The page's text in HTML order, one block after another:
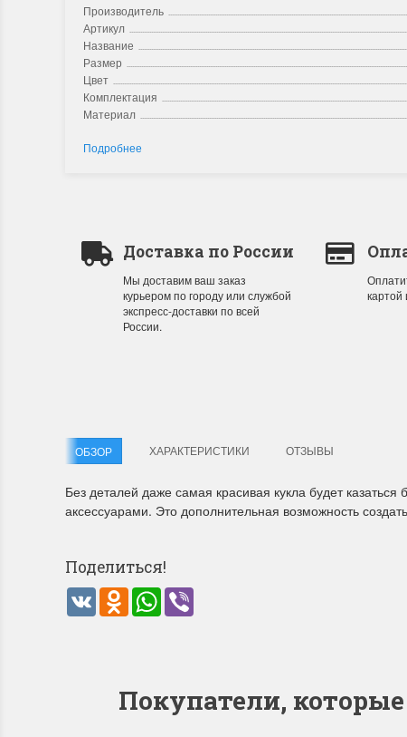
Производитель
Артикул
Название
Размер
Цвет
Комплектация
Материал
Подробнее
Доставка по России
Мы доставим ваш заказ
курьером по городу или службой
экспресс-доставки по всей
России.
картой
ОБЗОР ХАРАКТЕРИСТИКИ ОТЗЫВЫ
Без деталей даже самая красивая кукла будет
аксессуарами. Это дополнительная возможность
Поделиться!
VK Odnoklassniki
WhatsApp
Покупатели,